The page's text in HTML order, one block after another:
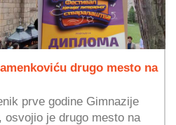
drugo mesto na
prve godine Gimnazije
osvojio je drugo mesto na